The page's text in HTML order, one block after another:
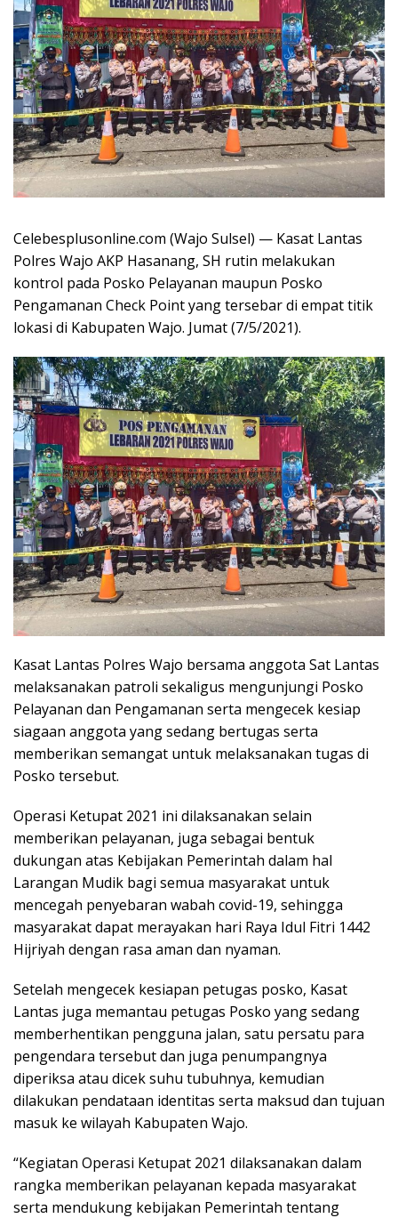
Celebesplusonline.com (Wajo Sulsel) — Kasat Lantas
Polres Wajo AKP Hasanang, SH rutin melakukan
kontrol pada Posko Pelayanan maupun Posko
Pengamanan Check Point yang tersebar di empat titik
lokasi di Kabupaten Wajo. Jumat (7/5/2021).
Kasat Lantas Polres Wajo bersama anggota Sat Lantas
melaksanakan patroli sekaligus mengunjungi Posko
Pelayanan dan Pengamanan serta mengecek kesiap
siagaan anggota yang sedang bertugas serta
memberikan semangat untuk melaksanakan tugas di
Posko tersebut.
Operasi Ketupat 2021 ini dilaksanakan selain
memberikan pelayanan, juga sebagai bentuk
dukungan atas Kebijakan Pemerintah dalam hal
Larangan Mudik bagi semua masyarakat untuk
mencegah penyebaran wabah covid-19, sehingga
masyarakat dapat merayakan hari Raya Idul Fitri 1442
Hijriyah dengan rasa aman dan nyaman.
Setelah mengecek kesiapan petugas posko, Kasat
Lantas juga memantau petugas Posko yang sedang
memberhentikan pengguna jalan, satu persatu para
pengendara tersebut dan juga penumpangnya
diperiksa atau dicek suhu tubuhnya, kemudian
dilakukan pendataan identitas serta maksud dan tujuan
masuk ke wilayah Kabupaten Wajo.
“Kegiatan Operasi Ketupat 2021 dilaksanakan dalam
rangka memberikan pelayanan kepada masyarakat
serta mendukung kebijakan Pemerintah tentang